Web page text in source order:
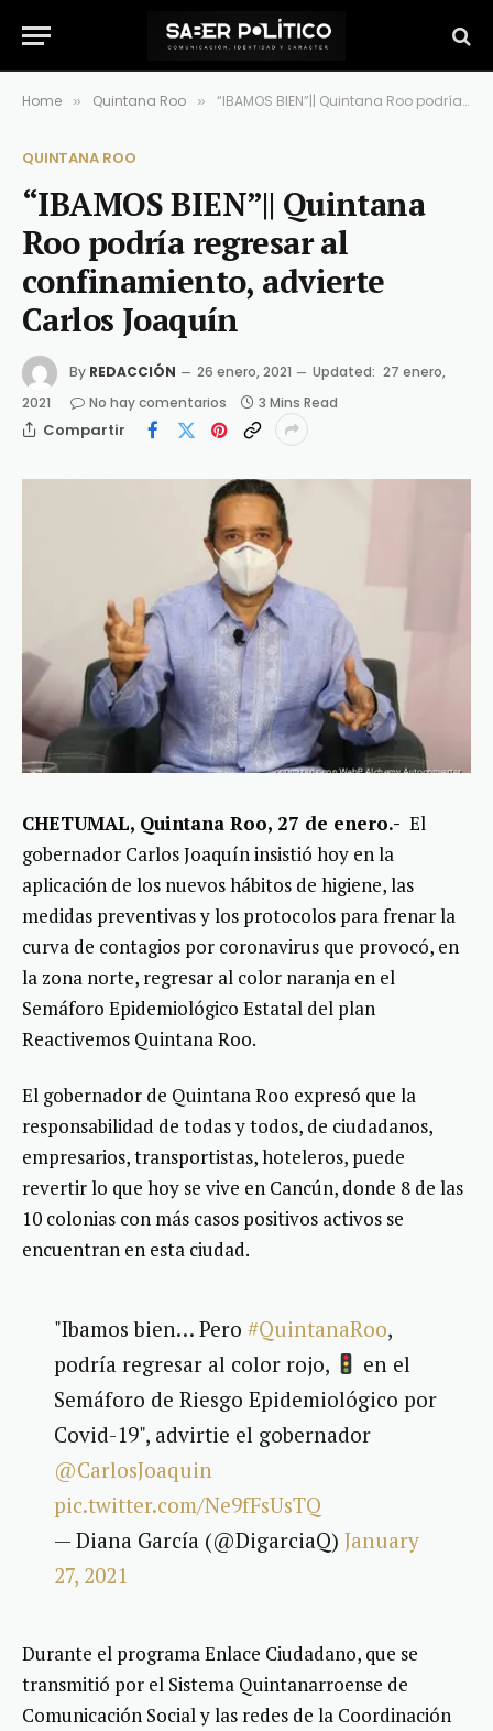
Home » Quintana Roo » “IBAMOS BIEN”|| Quintana Roo podría regresar al confinamiento, advierte Carlos Joaquín
QUINTANA ROO
“IBAMOS BIEN”|| Quintana
Roo podría regresar al
confinamiento, advierte
Carlos Joaquín
By REDACCIÓN 26 enero, 2021 Updated: 27 enero,
2021
No hay comentarios 3 Mins Read
Compartir
CHETUMAL, Quintana Roo, 27 de enero.- El
gobernador Carlos Joaquín insistió hoy en la
aplicación de los nuevos hábitos de higiene, las
medidas preventivas y los protocolos para frenar la
curva de contagios por coronavirus que provocó, en
la zona norte, regresar al color naranja en el
Semáforo Epidemiológico Estatal del plan
Reactivemos Quintana Roo.
El gobernador de Quintana Roo expresó que la
responsabilidad de todas y todos, de ciudadanos,
empresarios, transportistas, hoteleros, puede
revertir lo que hoy se vive en Cancún, donde 8 de las
10 colonias con más casos positivos activos se
encuentran en esta ciudad.
"Ibamos bien… Pero #QuintanaRoo,
podría regresar al color rojo,
en el
Semáforo de Riesgo Epidemiológico por
Covid-19", advirtie el gobernador
@CarlosJoaquin
pic.twitter.com/Ne9fFsUsTQ
— Diana García (@DigarciaQ) January
27, 2021
Durante el programa Enlace Ciudadano, que se
transmitió por el Sistema Quintanarroense de
Comunicación Social y las redes de la Coordinación